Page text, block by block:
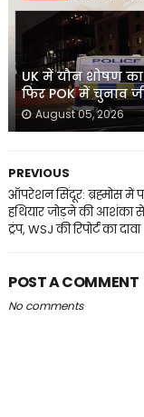
UK में यौन शोषण
फिर POK में चुनाव
August 05, 2026
PREVIOUS
ऑपरेशन सिंदूर: ब्रह्मोस में
हथियार जोड़ने की आशंका
ट्रंप, WSJ की रिपोर्ट का दावा
POST A COMMENT
No comments